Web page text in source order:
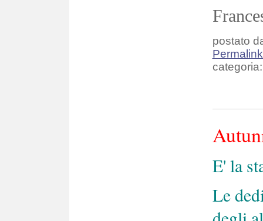
postato
categoria:
E' la
Le